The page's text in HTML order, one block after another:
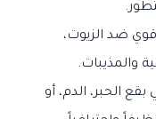
قوي ضد الزيوت،
والمذيبات.
الحبر، الدم، أو